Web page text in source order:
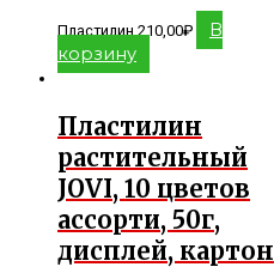
Пластилин210,00₽
В
корзину
Пластилин
растительный
JOVI, 10 цветов
ассорти, 50г,
дисплей, картон